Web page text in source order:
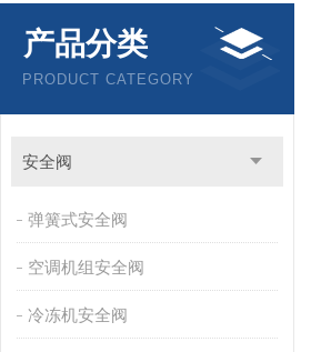
产品分类
PRODUCT CATEGORY
安全阀
弹簧式安全阀
空调机组安全阀
冷冻机安全阀